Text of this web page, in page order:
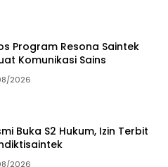
Program Resona Saintek
Komunikasi Sains
2026
Buka S2 Hukum, Izin Terbit
2026